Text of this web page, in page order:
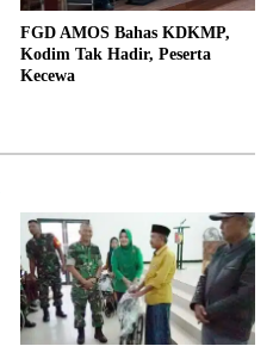
FGD AMOS Bahas KDKMP,
Kodim Tak Hadir, Peserta
Kecewa